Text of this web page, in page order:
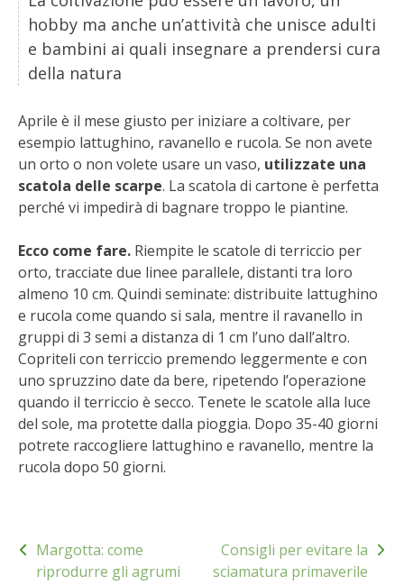
STORIE DEI LETTORI
CONSERVARE LA FRUTTA
FACEM
STIHL
NOCCIOLA DI CALABRIA
PELLENC
MEDICINA DEI SEMPLICI
SCONTI NOVEMBRE
COMPO
ZAPI GARDEN
hobby ma anche un’attività che unisce adulti
e bambini ai quali insegnare a prendersi cura
della natura
Aprile è il mese giusto per iniziare a coltivare, per
esempio lattughino, ravanello e rucola. Se non avete
un orto o non volete usare un vaso, utilizzate una
scatola delle scarpe. La scatola di cartone è perfetta
perché vi impedirà di bagnare troppo le piantine.
Ecco come fare. Riempite le scatole di terriccio per
orto, tracciate due linee parallele, distanti tra loro
almeno 10 cm. Quindi seminate: distribuite lattughino
e rucola come quando si sala, mentre il ravanello in
gruppi di 3 semi a distanza di 1 cm l’uno dall’altro.
Copriteli con terriccio premendo leggermente e con
uno spruzzino date da bere, ripetendo l’operazione
quando il terriccio è secco. Tenete le scatole alla luce
del sole, ma protette dalla pioggia. Dopo 35-40 giorni
potrete raccogliere lattughino e ravanello, mentre la
rucola dopo 50 giorni.
articoli
Margotta: come
riprodurre gli agrumi
Consigli per evitare la
sciamatura primaverile